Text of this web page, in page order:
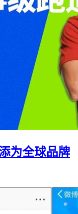
为全球品牌